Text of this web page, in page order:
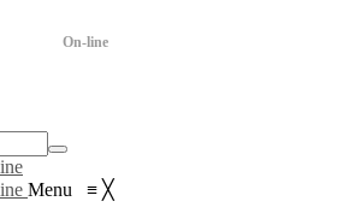
On-line
Menu ≡ ╳